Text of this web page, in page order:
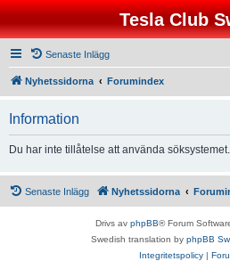
Tesla Club
Senaste Inlägg
Nyhetssidorna Forumindex
Information
Du har inte tillåtelse att använda söksystemet.
Senaste Inlägg Nyhetssidorna
Drivs av phpBB® Forum
Swedish translation by phpBB
Integritetspolicy |